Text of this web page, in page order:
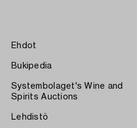
Ehdot
Bukipedia
Systembolaget's Wine and
Spirits Auctions
Lehdistö